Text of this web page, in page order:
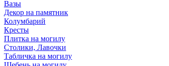
Вазы
Декор на памятник
Колумбарий
Кресты
Плитка на могилу
Столики, Лавочки
Табличка на могилу